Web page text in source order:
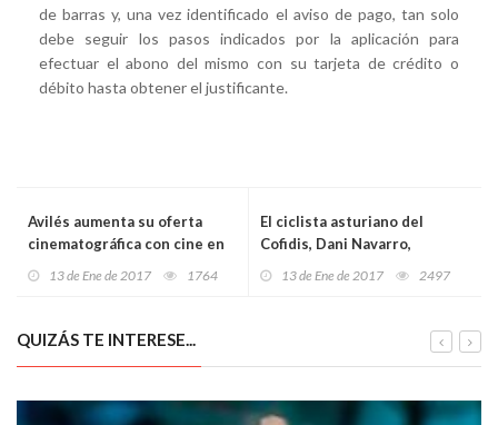
de barras y, una vez identificado el aviso de pago, tan solo
debe seguir los pasos indicados por la aplicación para
efectuar el abono del mismo con su tarjeta de crédito o
débito hasta obtener el justificante.
Avilés aumenta su oferta
cinematográfica con cine en
13 de Ene de 2017 1764
El ciclista asturiano del
Cofidis, Dani Navarro,
13 de Ene de 2017 2497
QUIZÁS TE INTERESE...